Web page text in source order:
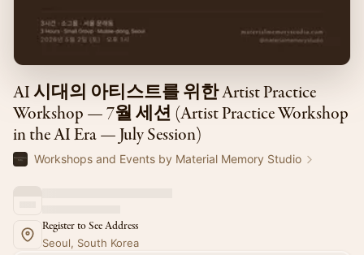
AI 시대의 아티스트를 위한 Artist Practice
Workshop — 7월 세션 (Artist Practice Workshop
in the AI Era — July Session)
Workshops and Events by Material Memory Studio
Register to See Address
Seoul, South Korea